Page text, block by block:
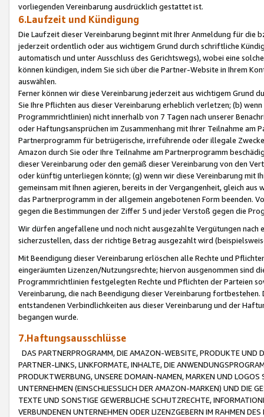
vorliegenden Vereinbarung ausdrücklich gestattet ist.
6.Laufzeit und Kündigung
Die Laufzeit dieser Vereinbarung beginnt mit Ihrer Anmeldung für die
jederzeit ordentlich oder aus wichtigem Grund durch schriftliche
automatisch und unter Ausschluss des Gerichtswegs), wobei eine
können kündigen, indem Sie sich über die Partner-Website in Ihrem
auswählen.
Ferner können wir diese Vereinbarung jederzeit aus wichtigem Grund
Sie Ihre Pflichten aus dieser Vereinbarung erheblich verletzen; (b)
Programmrichtlinien) nicht innerhalb von 7 Tagen nach unserer
oder Haftungsansprüchen im Zusammenhang mit Ihrer Teilnahme am
Partnerprogramm für betrügerische, irreführende oder illegale
Amazon durch Sie oder Ihre Teilnahme am Partnerprogramm
dieser Vereinbarung oder den gemäß dieser Vereinbarung von den
oder künftig unterliegen könnte; (g) wenn wir diese Vereinbarung mit
gemeinsam mit Ihnen agieren, bereits in der Vergangenheit, gleich
das Partnerprogramm in der allgemein angebotenen Form beenden.
gegen die Bestimmungen der Ziffer 5 und jeder Verstoß gegen die
Wir dürfen angefallene und noch nicht ausgezahlte Vergütungen
sicherzustellen, dass der richtige Betrag ausgezahlt wird
Mit Beendigung dieser Vereinbarung erlöschen alle Rechte und
eingeräumten Lizenzen/Nutzungsrechte; hiervon ausgenommen sind
Programmrichtlinien festgelegten Rechte und Pflichten der Parteien
Vereinbarung, die nach Beendigung dieser Vereinbarung
entstandenen Verbindlichkeiten aus dieser Vereinbarung und der
begangen wurde.
7.Haftungsausschlüsse
DAS PARTNERPROGRAMM, DIE AMAZON-WEBSITE, PRODUKTE UND
PARTNER-LINKS, LINKFORMATE, INHALTE, DIE
PRODUKTWERBUNG, UNSERE DOMAIN-NAMEN, MARKEN UND
UNTERNEHMEN (EINSCHLIESSLICH DER AMAZON-MARKEN) UND DIE
TEXTE UND SONSTIGE GEWERBLICHE SCHUTZRECHTE,
VERBUNDENEN UNTERNEHMEN ODER LIZENZGEBERN IM RAHMEN